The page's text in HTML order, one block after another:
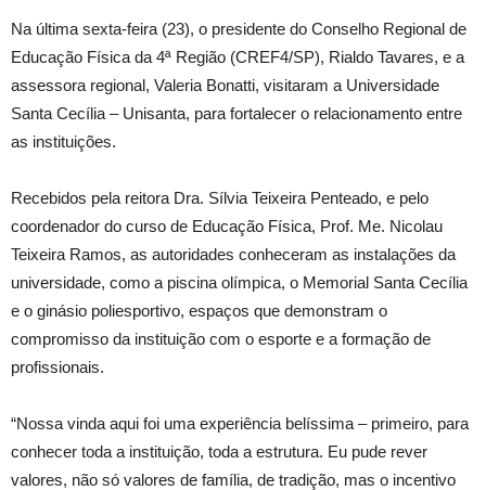
Na última sexta-feira (23), o presidente do Conselho Regional de
Educação Física da 4ª Região (CREF4/SP), Rialdo Tavares, e a
assessora regional, Valeria Bonatti, visitaram a Universidade
Santa Cecília – Unisanta, para fortalecer o relacionamento entre
as instituições.
Recebidos pela reitora Dra. Sílvia Teixeira Penteado, e pelo
coordenador do curso de Educação Física, Prof. Me. Nicolau
Teixeira Ramos, as autoridades conheceram as instalações da
universidade, como a piscina olímpica, o Memorial Santa Cecília
e o ginásio poliesportivo, espaços que demonstram o
compromisso da instituição com o esporte e a formação de
profissionais.
“Nossa vinda aqui foi uma experiência belíssima – primeiro, para
conhecer toda a instituição, toda a estrutura. Eu pude rever
valores, não só valores de família, de tradição, mas o incentivo